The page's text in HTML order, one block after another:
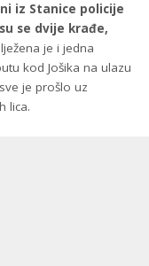
iz Stanice policije
se dvije krađe,
je i jedna
kod Jošika na ulazu
je prošlo uz
lica.